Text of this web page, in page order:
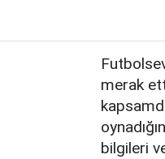
merak
bilgileri